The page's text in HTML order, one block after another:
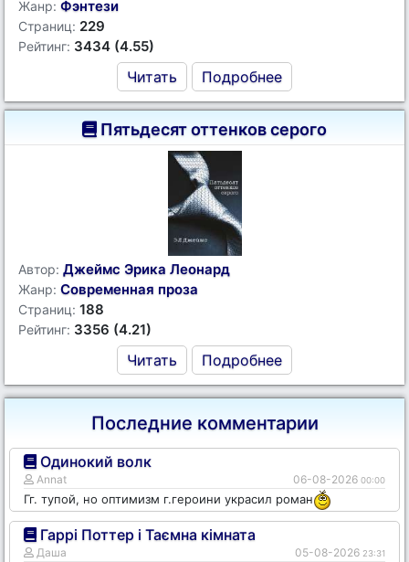
Жанр: Фэнтези
Страниц: 229
Рейтинг: 3434 (4.55)
Читать Подробнее
Пятьдесят оттенков серого
Автор: Джеймс Эрика Леонард
Жанр: Современная проза
Страниц: 188
Рейтинг: 3356 (4.21)
Читать Подробнее
Последние комментарии
Одинокий волк
Annat 06-08-2026 00:00
Гг. тупой, но оптимизм г.героини украсил роман
Гаррі Поттер і Таємна кімната
Даша 05-08-2026 23:31